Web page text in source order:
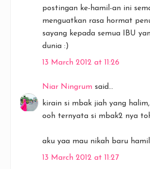
postingan ke-hamil-an ini
menguatkan rasa hormat
sayang kepada semua IBU
dunia :)
13 March 2012 at 11:26
Niar Ningrum said...
kirain si mbak jiah yang
ooh ternyata si mbak2 nya
aku yaa mau nikah baru
13 March 2012 at 11:27